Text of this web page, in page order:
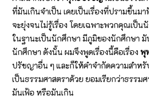
ที่มันเกินจำเป็น เคยเป็นเรื่องที่ปรามขึ้นม
จะยุ่งจนไม่รู้เรื่อง โดยเฉพาะพวกคุณเป็
ในฐานะเป็นนักศึกษา มีภูมิของนักศึกษา
นักศึกษา ดังนั้น ผมจึงพูดเรื่องนี้คือเรื่องพุ
ปรัชญาอื่น ๆ และก็ให้คำจำกัดความสำห
เป็นธรรมศาสตราด้วย ยอมเรียกว่าธรร
มันเฟ้อ หรือมันเกิน